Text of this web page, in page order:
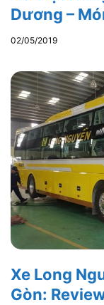
Dương –
02/05/2019
Xe Long
Gòn: